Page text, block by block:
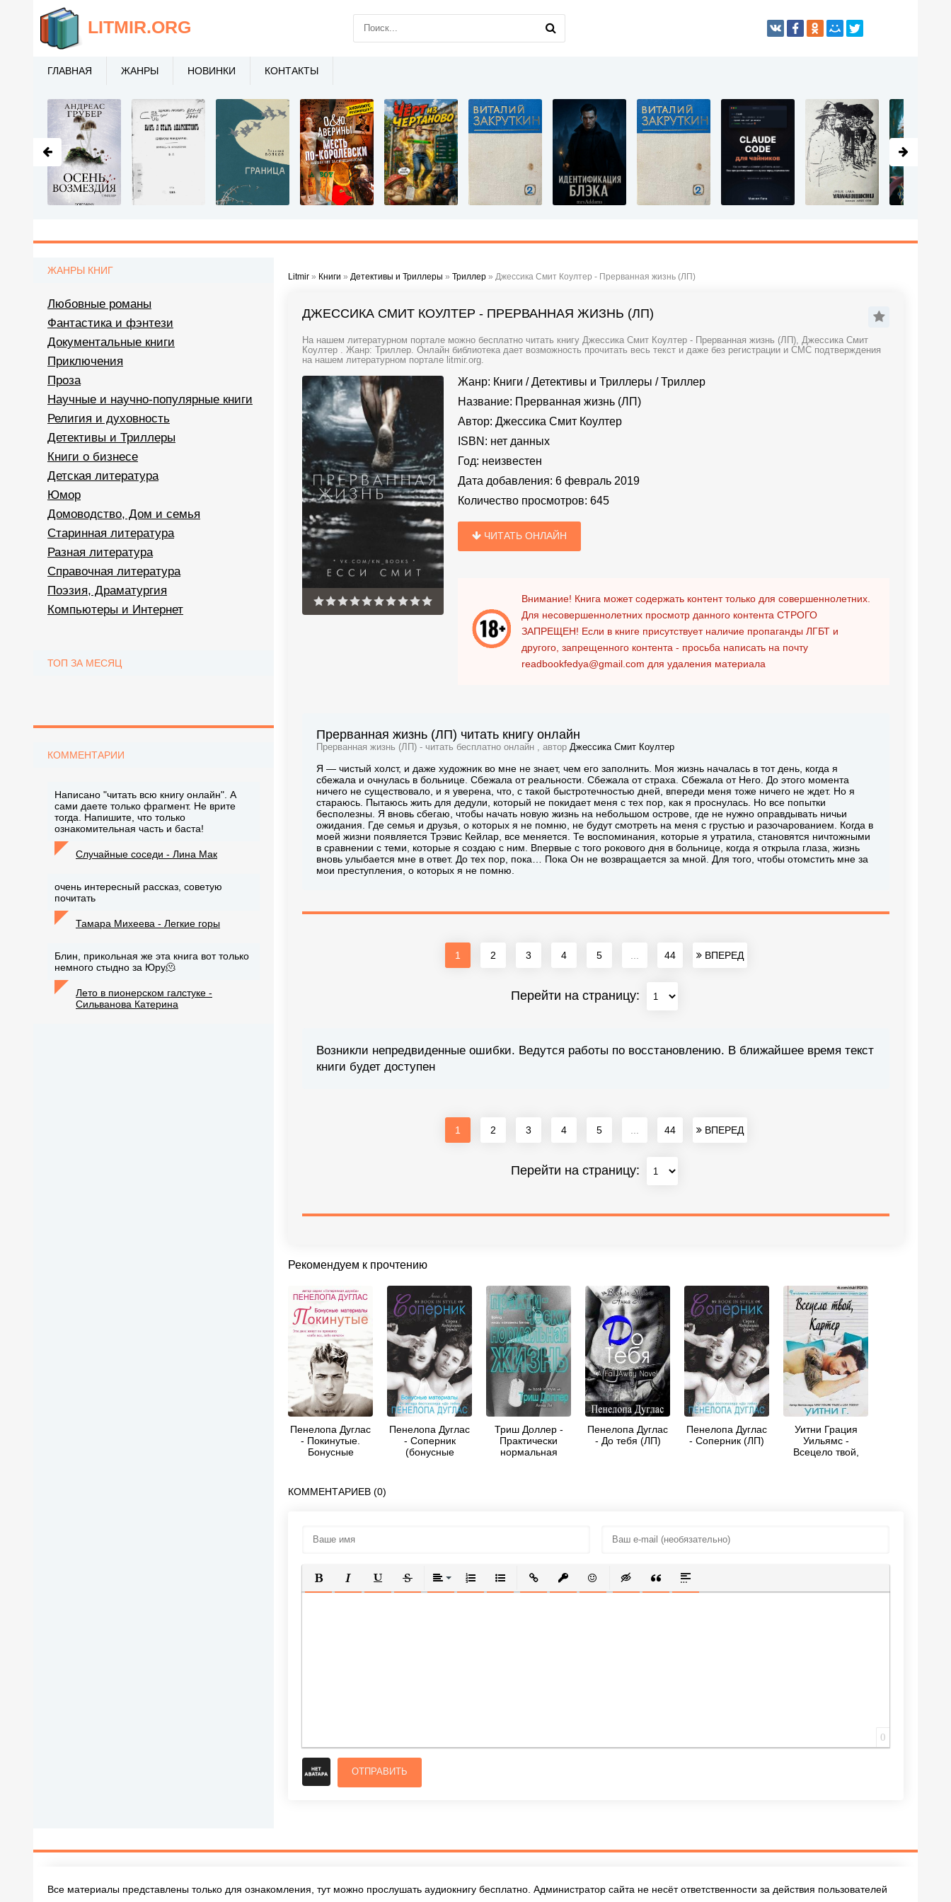
Litmir » Книги » Детективы и Триллеры » Триллер » Джессика Смит Коултер - Прерванная жизнь (ЛП)
ДЖЕССИКА СМИТ КОУЛТЕР - ПРЕРВАННАЯ ЖИЗНЬ (ЛП)
На нашем литературном портале можно бесплатно читать книгу Джессика Смит Коултер - Прерванная жизнь (ЛП), Джессика Смит
Коултер . Жанр: Триллер. Онлайн библиотека дает возможность прочитать весь текст и даже без регистрации и СМС подтверждения
на нашем литературном портале litmir.org.
Жанр: Книги /Детективы и Триллеры /Триллер
Название: Прерванная жизнь (ЛП)
Автор: Джессика Смит Коултер
ISBN: нет данных
Год: неизвестен
Дата добавления: 6 февраль 2019
Количество просмотров: 645
ЧИТАТЬ ОНЛАЙН
Внимание! Книга может содержать контент только для совершеннолетних.
Для несовершеннолетних просмотр данного контента СТРОГО
ЗАПРЕЩЕН! Если в книге присутствует наличие пропаганды ЛГБТ и
другого, запрещенного контента - просьба написать на почту
readbookfedya@gmail.com для удаления материала
Прерванная жизнь (ЛП) читать книгу онлайн
Прерванная жизнь (ЛП) - читать бесплатно онлайн , автор Джессика Смит Коултер
Я — чистый холст, и даже художник во мне не знает, чем его заполнить. Моя жизнь началась в тот день, когда я
сбежала и очнулась в больнице. Сбежала от реальности. Сбежала от страха. Сбежала от Него. До этого момента
ничего не существовало, и я уверена, что, с такой быстротечностью дней, впереди меня тоже ничего не ждет. Но я
стараюсь. Пытаюсь жить для дедули, который не покидает меня с тех пор, как я проснулась. Но все попытки
бесполезны. Я вновь сбегаю, чтобы начать новую жизнь на небольшом острове, где не нужно оправдывать ничьи
ожидания. Где семья и друзья, о которых я не помню, не будут смотреть на меня с грустью и разочарованием. Когда в
моей жизни появляется Трэвис Кейлар, все меняется. Те воспоминания, которые я утратила, становятся ничтожными
в сравнении с теми, которые я создаю с ним. Впервые с того рокового дня в больнице, когда я открыла глаза, жизнь
вновь улыбается мне в ответ. До тех пор, пока… Пока Он не возвращается за мной. Для того, чтобы отомстить мне за
мои преступления, о которых я не помню.
1 2 3 4 5 44 ВПЕРЕД
Перейти на страницу:
Возникли непредвиденные ошибки. Ведутся работы по восстановлению. В ближайшее время текст
книги будет доступен
1 2 3 4 5 44 ВПЕРЕД
Перейти на страницу:
Рекомендуем к прочтению
Пенелопа Дуглас
- Покинутые.
Бонусные
Пенелопа Дуглас
- Соперник
(бонусные
Триш Доллер -
Практически
нормальная
Пенелопа Дуглас
- До тебя (ЛП)
Пенелопа Дуглас
- Соперник (ЛП)
Уитни Грация
Уильямс -
Всецело твой,
КОММЕНТАРИЕВ (0)
ПОЛУЖИРНЫЙ
КУРСИВПОДЧЕРКНУТЫЙ
ЗАЧЕРКНУТЫЙВЫРАВНИВАНИЕ
НУМЕРОВАННЫЙ СПИСОК
МАРКИРОВАННЫЙ СПИСОК
ВСТАВИТЬ ССЫЛКУ
ВСТАВИТЬ ЗАЩИЩЕННУЮ ССЫЛКУ
ВСТАВИТЬ СМАЙЛИК
ВСТАВКА СКРЫТОГО ТЕКСТА
ВСТАВКА ЦИТАТЫ
ВСТАВКА СПОЙЛЕРА
0
ОТПРАВИТЬ
ЖАНРЫ КНИГ
Любовные романы
Фантастика и фэнтези
Документальные книги
Приключения
Проза
Научные и научно-популярные книги
Религия и духовность
Детективы и Триллеры
Книги о бизнесе
Детская литература
Юмор
Домоводство, Дом и семья
Старинная литература
Разная литература
Справочная литература
Поэзия, Драматургия
Компьютеры и Интернет
ТОП ЗА МЕСЯЦ
КОММЕНТАРИИ
Написано "читать всю книгу онлайн". А
сами даете только фрагмент. Не врите
тогда. Напишите, что только
ознакомительная часть и баста!
Случайные соседи - Лина Мак
очень интересный рассказ, советую
почитать
Тамара Михеева - Легкие горы
Блин, прикольная же эта книга вот только
немного стыдно за Юру🫠
Лето в пионерском галстуке -
Сильванова Катерина
LITMIR.ORG
ГЛАВНАЯ ЖАНРЫ НОВИНКИ КОНТАКТЫ
Все материалы представлены только для ознакомления, тут можно прослушать аудиокнигу бесплатно. Администратор сайта не несёт ответственности за действия пользователей